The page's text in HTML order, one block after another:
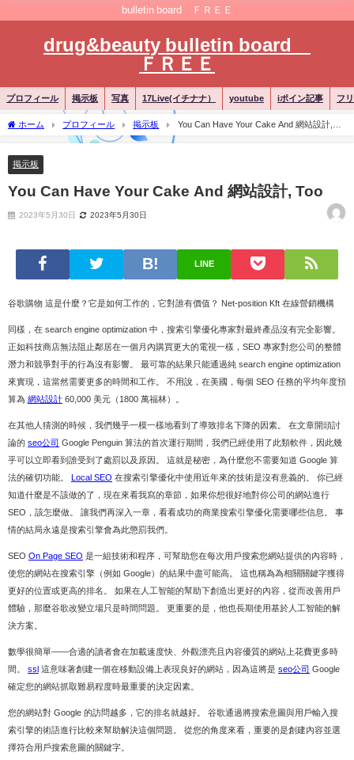
bulletin board ＦＲＥＥ
drug&beauty bulletin board
ＦＲＥＥ
プロフィール 掲示板 写真 17Live(イチナナ） youtube iポイン記事 フ
ホーム プロフィール 掲示板
You Can Have Your Cake And 網站設計,
掲示板
You Can Have Your Cake And 網站設計, Too
2023年5月30日 2023年5月30日
LINE
谷歌購物 這是什麼？它是如何工作的，它對誰有價值？ Net-position Kft 在線營銷機構
同樣，在 search engine optimization 中，搜索引擎優化專家對最終產品沒有完全影響。
正如科技商店無法阻止鄰居在一個月內購買更大的電視一樣，SEO 專家對您公司的整體
潛力和競爭對手的行為沒有影響。 最可靠的結果只能通過純 search engine optimization
來實現，這當然需要更多的時間和工作。 不用說，在美國，每個 SEO 任務的平均年度預
算為 網站設計 60,000 美元（1800 萬福林）。
在其他人猜測的時候，我們幾乎一模一樣地看到了導致排名下降的因素。 在文章開頭討
論的 seo公司 Google Penguin 算法的首次運行期間，我們已經使用了此類軟件，因此幾
乎可以立即看到誰受到了處罰以及原因。 這就是秘密，為什麼您不需要知道 Google 算
法的確切功能。
Local SEO 在搜索引擎優化中使用近年來的技術是沒有意義的。 你已經
知道什麼是不該做的了，現在來看我寫的章節，如果你想很好地對你公司的網站進行
SEO，該怎麼做。 讓我們再深入一章，看看成功的商業搜索引擎優化需要哪些信息。 事
情的結局永遠是搜索引擎會為此懲罰我們。
SEO On Page SEO 是一組技術和程序，可幫助您在每次用戶搜索您網站提供的內容時，
使您的網站在搜索引擎（例如 Google）的結果中盡可能高。 這也稱為為相關關鍵字獲得
更好的位置或更高的排名。 如果在人工智能的幫助下創造出更好的內容，從而改善用戶
體驗，那麼谷歌改變立場只是時間問題。 更重要的是，他也長期使用基於人工智能的解
決方案。
數學很簡單——合適的讀者會在加載速度快、外觀漂亮且內容優質的網站上花費更多時
間。 ssl 這意味著創建一個在移動設備上表現良好的網站，因為這將是 seo公司 Google
確定您的網站抓取難易程度時最重要的決定因素。
您的網站對 Google 的訪問越多，它的排名就越好。 谷歌通過將搜索意圖與用戶輸入搜
索引擎的術語進行比較來幫助解決這個問題。 從您的角度來看，重要的是創建內容並選
擇符合用戶搜索意圖的關鍵字。